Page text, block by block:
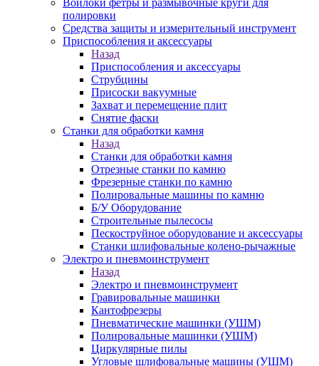
Войлоки фетры и размывочные круги для
полировки
Средства защиты и измерительный инструмент
Приспособления и аксессуары
Назад
Приспособления и аксессуары
Струбцины
Присоски вакуумные
Захват и перемещение плит
Снятие фаски
Станки для обработки камня
Назад
Станки для обработки камня
Отрезные станки по камню
Фрезерные станки по камню
Полировальные машины по камню
Б/У Оборудование
Строительные пылесосы
Пескоструйное оборудование и аксессуары
Станки шлифовальные колено-рычажные
Электро и пневмоинструмент
Назад
Электро и пневмоинструмент
Гравировальные машинки
Кантофрезеры
Пневматические машинки (УШМ)
Полировальные машинки (УШМ)
Циркулярные пилы
Угловые шлифовальные машины (УШМ)